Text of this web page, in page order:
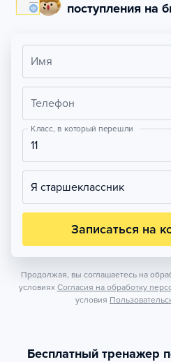
поступления на
Имя
Телефон
Класс, в который перешли
11
Я старшеклассник
Записаться на
Продолжая, вы соглашаетесь на
условиях Согласия на обработку
условия
Бесплатный тренажер